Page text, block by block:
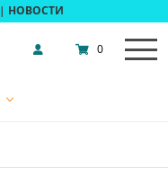
| НОВОСТИ
0